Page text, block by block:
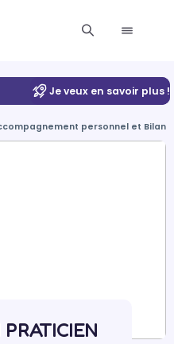
Je veux en savoir plus !
personnel et Bilan